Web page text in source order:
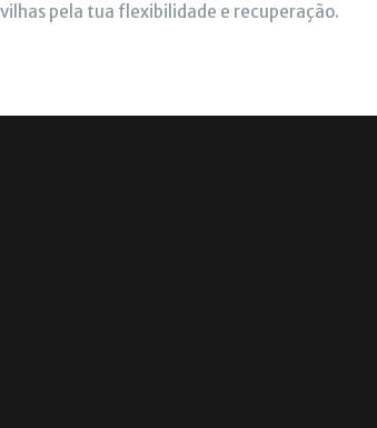
pela tua flexibilidade e recuperação.